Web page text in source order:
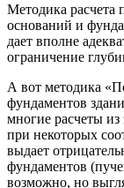
Методика расчета
оснований и
дает вполне
ограничение
А вот методика
фундаментов
многие расчеты
при некоторых
выдает
фундаментов
возможно, но